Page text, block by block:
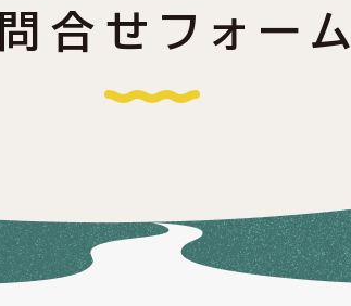
合せフォーム